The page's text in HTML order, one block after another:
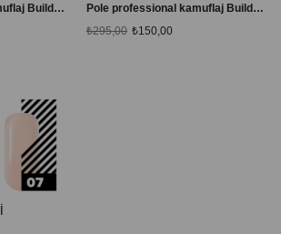
Pole professional kamuflaj Builder Jel # 04 Açık Kahve
Pole professional kamuflaj Builder Jel # 05 Vişne Kurusu
₺150,00
₺295,00